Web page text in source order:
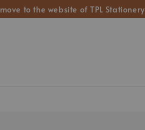
to the website of TPL Stationery